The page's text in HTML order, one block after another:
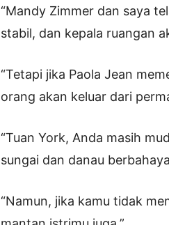
“Mandy Zimmer dan saya
stabil, dan kepala ruangan
“Tetapi jika Paola Jean
orang akan keluar dari
“Tuan York, Anda masih
sungai dan danau
“Namun, jika kamu tidak